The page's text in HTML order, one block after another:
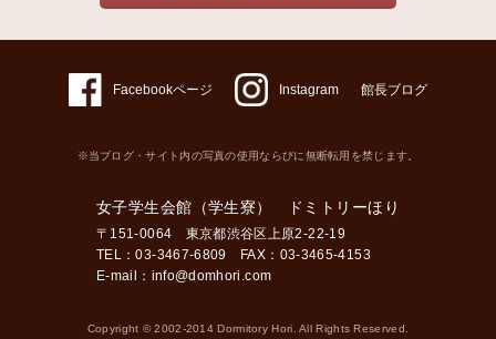
Facebookページ Instagram 館長ブログ
※当ブログ・サイト内の写真の使用ならびに無断転用を禁じます。
女子学生会館（学生寮） ドミトリーほり
〒151-0064 東京都渋谷区上原2-22-19
TEL：03-3467-6809 FAX：03-3465-4153
E-mail： info@domhori.com
Copyright © 2002-2014 Dormitory Hori. All Rights Reserved.